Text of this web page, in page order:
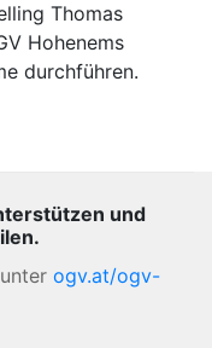
Thomas
Hohenems
durchführen.
und
ogv.at/ogv-